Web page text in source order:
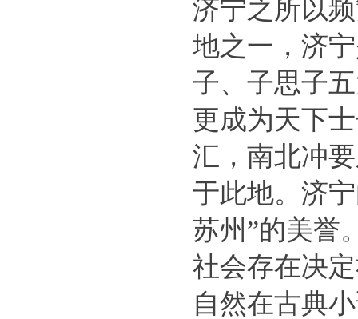
济宁之所以
地之一，济
子、子思子
更成为天下
汇，南北冲
于此地。济
苏州”的美誉
社会存在决
自然在古典